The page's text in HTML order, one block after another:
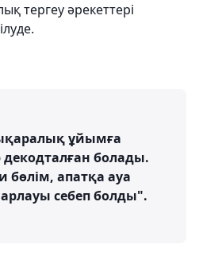
тергеу әрекеттері
ұйымға
декодталған болады.
бөлім, апатқа ауа
себеп болды".